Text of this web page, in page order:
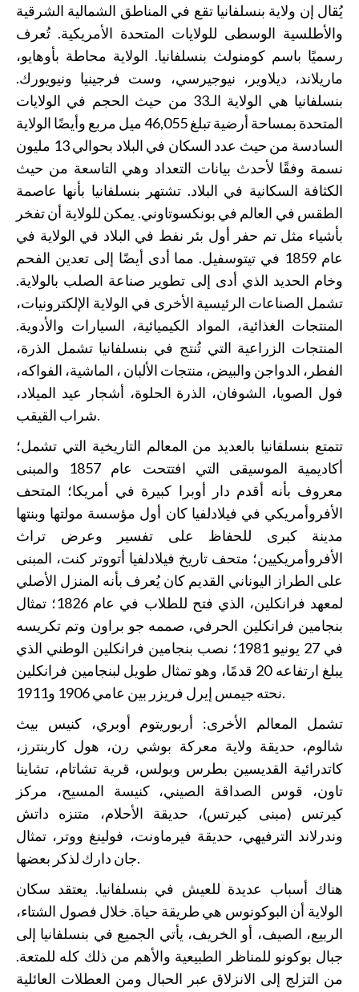
يُقال إن ولاية بنسلفانيا تقع في المناطق الشمالية الشرقية
والأطلسية الوسطى للولايات المتحدة الأمريكية. تُعرف
رسميًا باسم كومنولث بنسلفانيا. الولاية محاطة بأوهايو،
ماريلاند، ديلاوير، نيوجيرسي، وست فرجينيا ونيويورك.
بنسلفانيا هي الولاية الـ33 من حيث الحجم في الولايات
المتحدة بمساحة أرضية تبلغ 46,055 ميل مربع وأيضًا الولاية
السادسة من حيث عدد السكان في البلاد بحوالي 13 مليون
نسمة وفقًا لأحدث بيانات التعداد وهي التاسعة من حيث
الكثافة السكانية في البلاد. تشتهر بنسلفانيا بأنها عاصمة
الطقس في العالم في بونكسوتاوني. يمكن للولاية أن تفخر
بأشياء مثل تم حفر أول بئر نفط في البلاد في الولاية في
عام 1859 في تيتوسفيل. مما أدى أيضًا إلى تعدين الفحم
وخام الحديد الذي أدى إلى تطوير صناعة الصلب بالولاية.
تشمل الصناعات الرئيسية الأخرى في الولاية الإلكترونيات،
المنتجات الغذائية، المواد الكيميائية، السيارات والأدوية.
المنتجات الزراعية التي تُنتج في بنسلفانيا تشمل الذرة،
الفطر، الدواجن والبيض، منتجات الألبان ، الماشية، الفواكه،
فول الصويا، الشوفان، الذرة الحلوة، أشجار عيد الميلاد،
شراب القيقب.
تتمتع بنسلفانيا بالعديد من المعالم التاريخية التي تشمل؛
أكاديمية الموسيقى التي افتتحت عام 1857 والمبنى
معروف بأنه أقدم دار أوبرا كبيرة في أمريكا؛ المتحف
الأفروأمريكي في فيلادلفيا كان أول مؤسسة مولتها وبنتها
مدينة كبرى للحفاظ على تفسير وعرض تراث
الأفروأمريكيين؛ متحف تاريخ فيلادلفيا أتووتر كنت، المبنى
على الطراز اليوناني القديم كان يُعرف بأنه المنزل الأصلي
لمعهد فرانكلين، الذي فتح للطلاب في عام 1826؛ تمثال
بنجامين فرانكلين الحرفي، صممه جو براون وتم تكريسه
في 27 يونيو 1981؛ نصب بنجامين فرانكلين الوطني الذي
يبلغ ارتفاعه 20 قدمًا، وهو تمثال طويل لبنجامين فرانكلين
نحته جيمس إيرل فريزر بين عامي 1906 و1911.
تشمل المعالم الأخرى: أربوريتوم أوبري، كنيس بيث
شالوم، حديقة ولاية معركة بوشي رن، هول كاربنترز،
كاتدرائية القديسين بطرس وبولس، قرية تشاتام، تشاينا
تاون، قوس الصداقة الصيني، كنيسة المسيح، مركز
كيرتس (مبنى كيرتس)، حديقة الأحلام، متنزه داتش
وندرلاند الترفيهي، حديقة فيرماونت، فولينغ ووتر، تمثال
جان دارك لذكر بعضها.
هناك أسباب عديدة للعيش في بنسلفانيا. يعتقد سكان
الولاية أن البوكونوس هي طريقة حياة. خلال فصول الشتاء،
الربيع، الصيف، أو الخريف، يأتي الجميع في بنسلفانيا إلى
جبال بوكونو للمناظر الطبيعية والأهم من ذلك كله للمتعة.
من التزلج إلى الانزلاق عبر الحبال ومن العطلات العائلية